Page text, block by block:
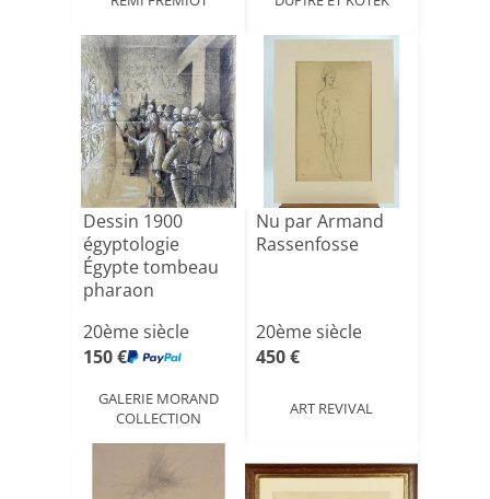
Dessin 1900
égyptologie
Égypte tombeau
pharaon
20ème siècle
150 €
GALERIE MORAND
COLLECTION
Nu par Armand
Rassenfosse
20ème siècle
450 €
ART REVIVAL